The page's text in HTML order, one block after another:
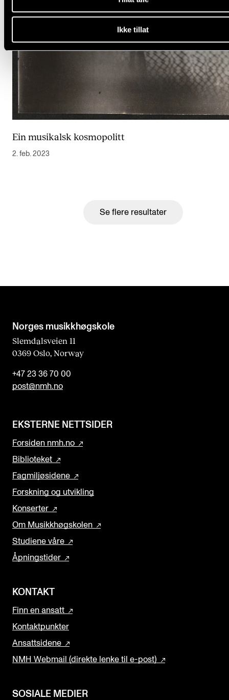
Ikke tillat
Ein musikalsk kosmopolitt
2. feb. 2023
Se flere resultater
Norges musikk­høgskole
Slemdalsveien 11
0369 Oslo, Norway
+47 23 36 70 00
post@nmh.no
EKSTERNE NETTSIDER
Forsiden nmh.no
Biblioteket
Fagmiljøsidene
Forskning og utvikling
Konserter
Om Musikkhøgskolen
Studiene våre
Åpningstider
KONTAKT
Finn en ansatt
Kontaktpunkter
Ansattsidene
NMH Webmail (direkte lenke til e-post)
SOSIALE MEDIER